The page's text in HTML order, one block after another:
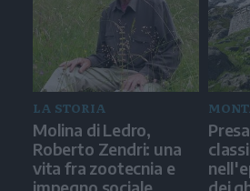
LA STORIA
Molina di Ledro,
Roberto Zendri: una
vita fra zootecnia e